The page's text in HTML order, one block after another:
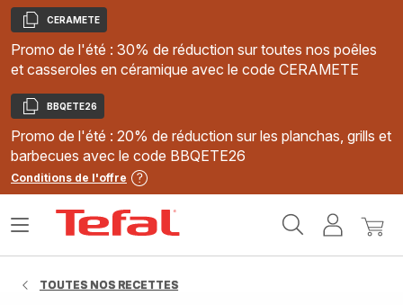
Copier
CERAMETE
Promo de l'été : 30% de réduction sur toutes nos poêles
et casseroles en céramique avec le code CERAMETE
Copier
BBQETE26
Promo de l'été : 20% de réduction sur les planchas, grills et
barbecues avec le code BBQETE26
Conditions de l'offre
MonMon
Ouvrir
TOUTES NOS RECETTES